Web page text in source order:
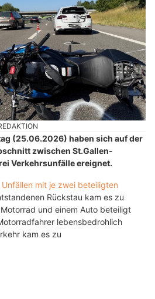
(25.06.2026) haben sich auf der
zwischen St.Gallen-
Verkehrsunfälle ereignet.
Unfällen mit je zwei beteiligten
Rückstau kam es zu
und einem Auto beteiligt
lebensbedrohlich
kam es zu